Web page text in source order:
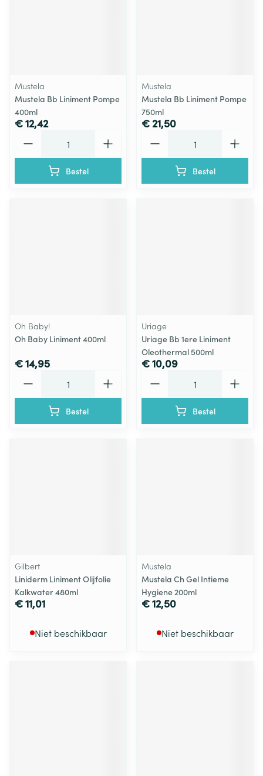
Mustela
Mustela Bb Liniment Pompe
400ml
€ 12,42
Bestel
Mustela
Mustela Bb Liniment Pompe
750ml
€ 21,50
Bestel
Oh Baby!
Oh Baby Liniment 400ml
€ 14,95
Bestel
Uriage
Uriage Bb 1ere Liniment
Oleothermal 500ml
€ 10,09
Bestel
Gilbert
Liniderm Liniment Olijfolie
Kalkwater 480ml
€ 11,01
Niet beschikbaar
Mustela
Mustela Ch Gel Intieme
Hygiene 200ml
€ 12,50
Niet beschikbaar